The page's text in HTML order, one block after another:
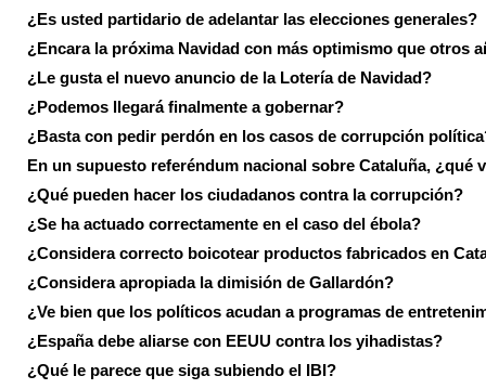
¿Es usted partidario de adelantar las elecciones generales?
¿Encara la próxima Navidad con más optimismo que otros
¿Le gusta el nuevo anuncio de la Lotería de Navidad?
¿Podemos llegará finalmente a gobernar?
¿Basta con pedir perdón en los casos de corrupción
En un supuesto referéndum nacional sobre Cataluña, ¿qué
¿Qué pueden hacer los ciudadanos contra la corrupción?
¿Se ha actuado correctamente en el caso del ébola?
¿Considera correcto boicotear productos fabricados en
¿Considera apropiada la dimisión de Gallardón?
¿Ve bien que los políticos acudan a programas de
¿España debe aliarse con EEUU contra los yihadistas?
¿Qué le parece que siga subiendo el IBI?